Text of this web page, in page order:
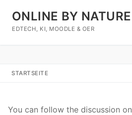
Inhalt
springen
ONLINE BY NATURE
EDTECH, KI, MOODLE & OER
STARTSEITE
You can follow the discussion on